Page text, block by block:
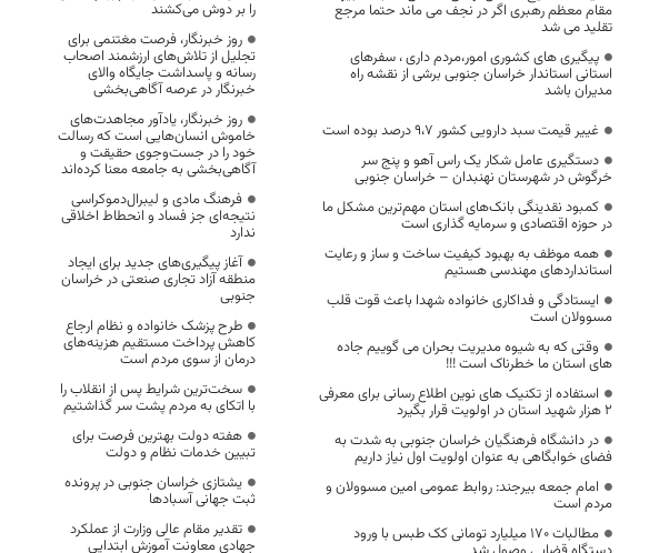
مقام معظم رهبری اگر در نجف می ماند حتما مرجع
تقلید می شد
پیگیری های کشوری امور،مردم داری ، سفرهای
استانی استاندار خراسان جنوبی برشی از نقشه راه
مدیران باشد
غییر قیمت سبد دارویی کشور 9،7 درصد بوده است
دستگیری عامل شکار یک راس آهو و پنج سر
خرگوش در شهرستان نهنبدان – خراسان جنوبی
کمبود نقدینگی بانک‌های استان مهم‌ترین مشکل ما
در حوزه اقتصادی و سرمایه گذاری است
همه موظف به بهبود کیفیت ساخت و ساز و رعایت
استانداردهای مهندسی هستیم
ایستادگی و فداکاری خانواده شهدا باعث قوت قلب
مسوولان است
وقتی که به شیوه مدیریت بحران می گوییم جاده
های استان ما خطرناک است !!!
استفاده از تکنیک های نوین اطلاع رسانی برای معرفی
2 هزار شهید استان در اولویت قرار بگیرد
در دانشگاه فرهنگیان خراسان جنوبی به شدت به
فضای خوابگاهی به عنوان اولویت اول نیاز داریم
امام‌ جمعه بیرجند: روابط عمومی امین مسوولان و
مردم است
مطالبات 170 میلیارد تومانی کک طبس با ورود
را بر دوش می‌کشند
روز خبرنگار، فرصت مغتنمی برای
تجلیل از تلاش‌های ارزشمند اصحاب
رسانه و پاسداشت جایگاه والای
خبرنگار در عرصه آگاهی‌بخشی
روز خبرنگار، یادآور مجاهدت‌های
خاموش انسان‌هایی است که رسالت
خود را در جست‌وجوی حقیقت و
آگاهی‌بخشی به جامعه معنا کرده‌اند
فرهنگ مادی و لیبرال‌دموکراسی
نتیجه‌ای جز فساد و انحطاط اخلاقی
ندارد
آغاز پیگیری‌های جدید برای ایجاد
منطقه آزاد تجاری صنعتی در خراسان
جنوبی
طرح پزشک خانواده و نظام ارجاع
کاهش پرداخت مستقیم هزینه‌های
درمان از سوی مردم است
سخت‌ترین شرایط پس از انقلاب را
با اتکای به مردم پشت سر گذاشتیم
هفته دولت بهترین فرصت برای
تبیین خدمات نظام و دولت
یشتازی خراسان جنوبی در پرونده
ثبت جهانی آسبادها
تقدیر مقام عالی وزارت از عملکرد
جهادی معاونت آموزش ابتدایی